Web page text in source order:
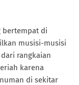
bertempat di
musisi-musisi
rangkaian
karena
di sekitar